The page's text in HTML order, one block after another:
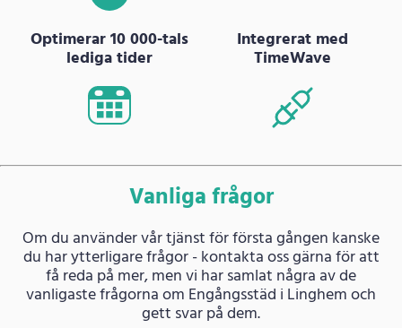
Optimerar 10 000-tals
lediga tider
Integrerat med
TimeWave
Vanliga frågor
Om du använder vår tjänst för första gången kanske
du har ytterligare frågor - kontakta oss gärna för att
få reda på mer, men vi har samlat några av de
vanligaste frågorna om Engångsstäd i Linghem och
gett svar på dem.